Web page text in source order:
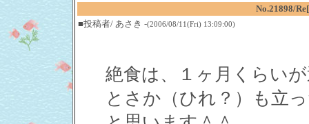
No.21898/
■投稿者/ あさき -(2006/08/11(Fri) 13:09:00)
絶食は、１ヶ月くらい
とさか（ひれ？）も立